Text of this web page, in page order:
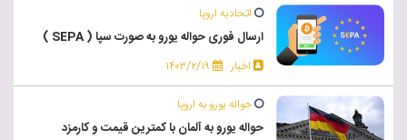
اتحادیه اروپا
ارسال فوری حواله یورو به صورت سپا ( SEPA )
اخبار ۱۴۰۳/۲/۱۹
حواله یورو به اروپا
حواله یورو به آلمان با کمترین قیمت و کارمزد